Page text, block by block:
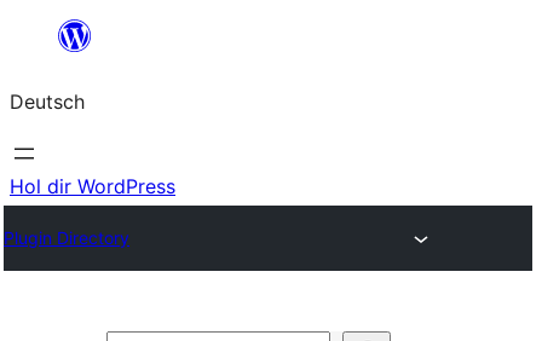
springen
Deutsch
Hol dir WordPress
Plugin Directory